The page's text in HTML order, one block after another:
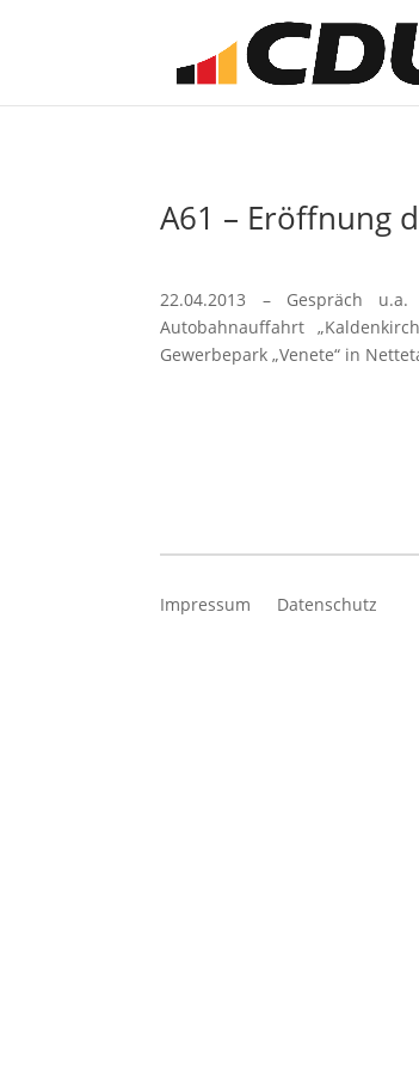
A61 – Eröffnung
22.04.2013 – Gespräch
Autobahnauffahrt
Gewerbepark „Venete“ in
Impressum Datenschutz